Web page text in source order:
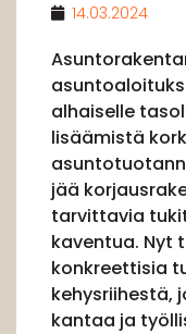
14.03.2024
alhaiselle
lisäämistä
jää
tarvittavia
kaventua. Nyt
konkreettisia
kehysriihestä,
kantaa ja